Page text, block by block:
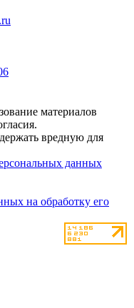
материалов
вредную для
данных
на обработку его